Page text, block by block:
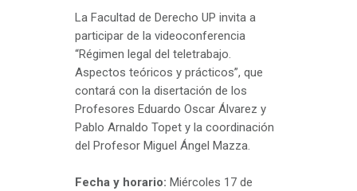
La Facultad de Derecho UP invita a
participar de la videoconferencia
“Régimen legal del teletrabajo.
Aspectos teóricos y prácticos”, que
contará con la disertación de los
Profesores Eduardo Oscar Álvarez y
Pablo Arnaldo Topet y la coordinación
del Profesor Miguel Ángel Mazza.
Fecha y horario: Miércoles 17 de